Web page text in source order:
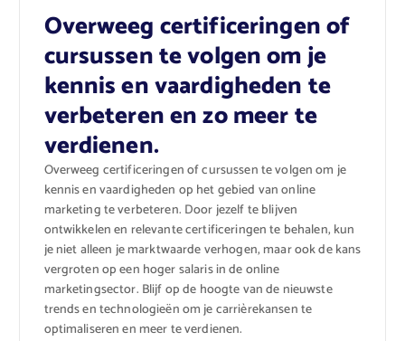
Overweeg certificeringen of
cursussen te volgen om je
kennis en vaardigheden te
verbeteren en zo meer te
verdienen.
Overweeg certificeringen of cursussen te volgen om je
kennis en vaardigheden op het gebied van online
marketing te verbeteren. Door jezelf te blijven
ontwikkelen en relevante certificeringen te behalen, kun
je niet alleen je marktwaarde verhogen, maar ook de kans
vergroten op een hoger salaris in de online
marketingsector. Blijf op de hoogte van de nieuwste
trends en technologieën om je carrièrekansen te
optimaliseren en meer te verdienen.